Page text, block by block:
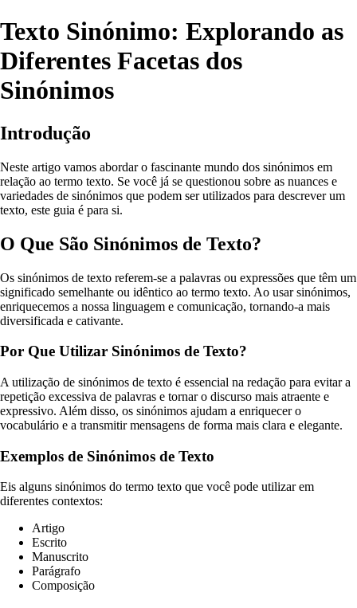
Texto Sinónimo: Explorando as
Diferentes Facetas dos
Sinónimos
Introdução
Neste artigo vamos abordar o fascinante mundo dos sinónimos em
relação ao termo texto. Se você já se questionou sobre as nuances e
variedades de sinónimos que podem ser utilizados para descrever um
texto, este guia é para si.
O Que São Sinónimos de Texto?
Os sinónimos de texto referem-se a palavras ou expressões que têm um
significado semelhante ou idêntico ao termo texto. Ao usar sinónimos,
enriquecemos a nossa linguagem e comunicação, tornando-a mais
diversificada e cativante.
Por Que Utilizar Sinónimos de Texto?
A utilização de sinónimos de texto é essencial na redação para evitar a
repetição excessiva de palavras e tornar o discurso mais atraente e
expressivo. Além disso, os sinónimos ajudam a enriquecer o
vocabulário e a transmitir mensagens de forma mais clara e elegante.
Exemplos de Sinónimos de Texto
Eis alguns sinónimos do termo texto que você pode utilizar em
diferentes contextos:
Artigo
Escrito
Manuscrito
Parágrafo
Composição